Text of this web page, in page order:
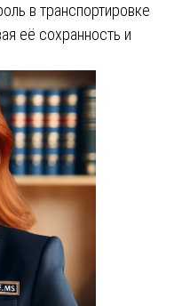
в транспортировке
её сохранность и